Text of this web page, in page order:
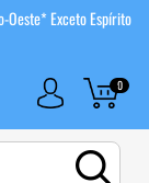
Oeste* Exceto Espírito
0